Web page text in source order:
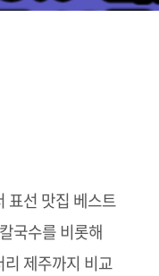
표선 맛집 베스트
국수를 비롯해
제주까지 비교